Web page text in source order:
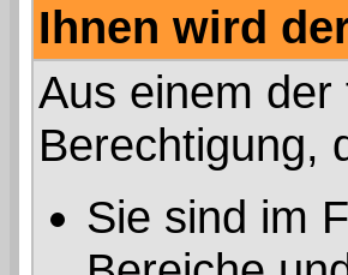
Ihnen wird
Aus einem
Berechtigung,
Sie sind im